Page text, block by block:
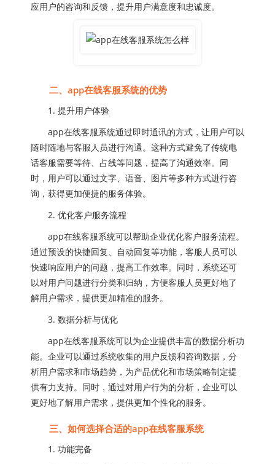
应用户的咨询和反馈，提升用户满意度和忠诚度。
二、app在线客服系统的优势
1. 提升用户体验
app在线客服系统通过即时通讯的方式，让用户可以
随时随地与客服人员进行沟通。这种方式避免了传统电
话客服需要等待、占线等问题，提高了沟通效率。同
时，用户可以通过文字、语音、图片等多种方式进行咨
询，获得更加便捷的服务体验。
2. 优化客户服务流程
app在线客服系统可以帮助企业优化客户服务流程。
通过预设的快捷回复、自动回复等功能，客服人员可以
快速响应用户的问题，提高工作效率。同时，系统还可
以对用户问题进行分类和归纳，方便客服人员更好地了
解用户需求，提供更加精准的服务。
3. 数据分析与优化
app在线客服系统可以为企业提供丰富的数据分析功
能。企业可以通过系统收集的用户反馈和咨询数据，分
析用户需求和市场趋势，为产品优化和市场策略制定提
供有力支持。同时，通过对用户行为的分析，企业可以
更好地了解用户需求，提供更加个性化的服务。
三、如何选择合适的app在线客服系统
1. 功能完备